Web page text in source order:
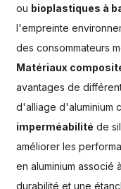
ou bioplastiques à
l'empreinte
des consommateurs
Matériaux
avantages de
d'alliage d'aluminium
imperméabilité de
améliorer les
en aluminium associé
durabilité et une